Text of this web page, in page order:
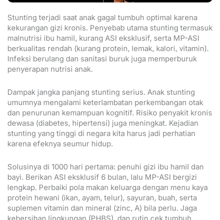
Stunting terjadi saat anak gagal tumbuh optimal karena
kekurangan gizi kronis. Penyebab utama stunting termasuk
malnutrisi ibu hamil, kurang ASI eksklusif, serta MP-ASI
berkualitas rendah (kurang protein, lemak, kalori, vitamin).
Infeksi berulang dan sanitasi buruk juga memperburuk
penyerapan nutrisi anak.
Dampak jangka panjang stunting serius. Anak stunting
umumnya mengalami keterlambatan perkembangan otak
dan penurunan kemampuan kognitif. Risiko penyakit kronis
dewasa (diabetes, hipertensi) juga meningkat. Kejadian
stunting yang tinggi di negara kita harus jadi perhatian
karena efeknya seumur hidup.
Solusinya di 1000 hari pertama: penuhi gizi ibu hamil dan
bayi. Berikan ASI eksklusif 6 bulan, lalu MP-ASI bergizi
lengkap. Perbaiki pola makan keluarga dengan menu kaya
protein hewani (ikan, ayam, telur), sayuran, buah, serta
suplemen vitamin dan mineral (zinc, A) bila perlu. Jaga